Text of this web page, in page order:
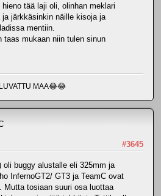
tää laji oli, olinhan meklari
järkkäsinkin näille kisoja ja
mentiin.
taas mukaan niin tulen sinun
MAA😂😂
#3645
buggy alustalle eli 325mm ja
InfernoGT2/ GT3 ja TeamC ovat
Mutta tosiaan suuri osa luottaa